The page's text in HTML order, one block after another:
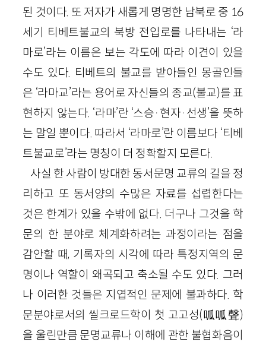
된 것이다. 또 저자가 새롭게 명명한 남북로 중 16
세기 티베트불교의 북방 전입로를 나타내는 ‘라
마로’라는 이름은 보는 각도에 따라 이견이 있을
수도 있다. 티베트의 불교를 받아들인 몽골인들
은 ‘라마교’라는 용어로 자신들의 종교(불교)를 표
현하지 않는다. ‘라마’란 ‘스승·현자·선생’을 뜻하
는 말일 뿐이다. 따라서 ‘라마로’란 이름보다 ‘티베
트불교로’라는 명칭이 더 정확할지 모른다.
사실 한 사람이 방대한 동서문명 교류의 길을 정
리하고 또 동서양의 수많은 자료를 섭렵한다는
것은 한계가 있을 수밖에 없다. 더구나 그것을 학
문의 한 분야로 체계화하려는 과정이라는 점을
감안할 때, 기록자의 시각에 따라 특정지역의 문
명이나 역할이 왜곡되고 축소될 수도 있다. 그러
나 이러한 것들은 지엽적인 문제에 불과하다. 학
문분야로서의 씰크로드학이 첫 고고성(呱呱聲)
을 울린만큼 문명교류나 이해에 관한 불협화음이